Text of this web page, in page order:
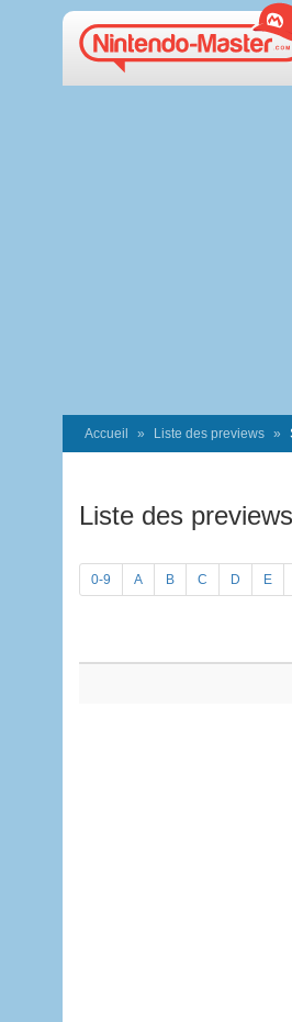
Accueil Liste des previews
Liste des
0-9 A B C D E